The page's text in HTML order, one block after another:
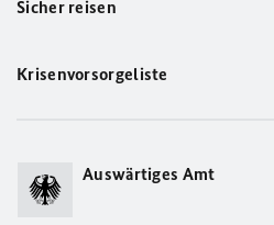
Sicher reisen
Krisenvorsorgeliste
Auswärtiges Amt